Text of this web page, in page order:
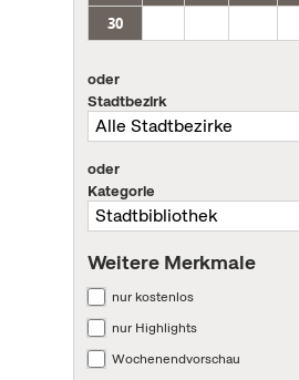
30
oder
Stadtbezirk
oder
Kategorie
Weitere Merkmale
nur kostenlos
nur Highlights
Wochenendvorschau